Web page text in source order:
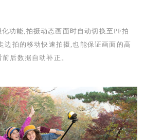
化功能,拍摄动态画面时自动切换至PF拍
边拍的移动快速拍摄,也能保证画面的高
后数据自动补正。